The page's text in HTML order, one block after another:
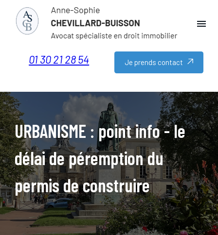
menu
01 30 21 28 54 Je prends contact
URBANISME : point info - le
délai de péremption du
permis de construire
Panneau de gestion des cookies